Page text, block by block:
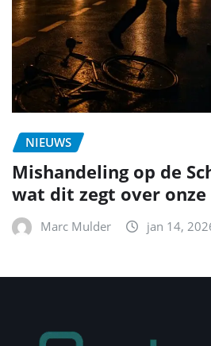
NIEUWS
Mishandeling op de
wat dit zegt over
Marc Mulder jan 14,